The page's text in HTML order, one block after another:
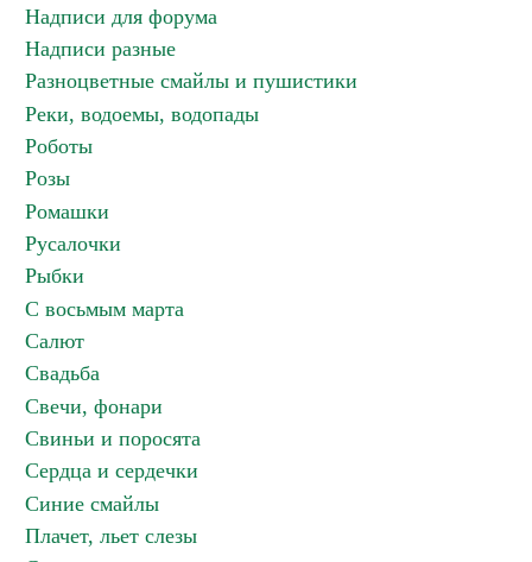
Надписи для форума
Надписи разные
Разноцветные смайлы и пушистики
Реки, водоемы, водопады
Роботы
Розы
Ромашки
Русалочки
Рыбки
С восьмым марта
Салют
Свадьба
Свечи, фонари
Свиньи и поросята
Сердца и сердечки
Синие смайлы
Плачет, льет слезы